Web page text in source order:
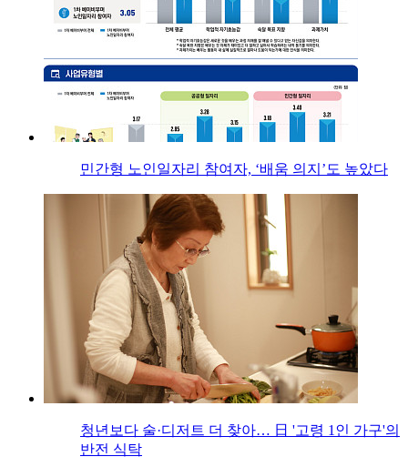
민간형 노인일자리 참여자, ‘배움 의지’도 높았다
청년보다 술·디저트 더 찾아… 日 '고령 1인 가구'의
반전 식탁